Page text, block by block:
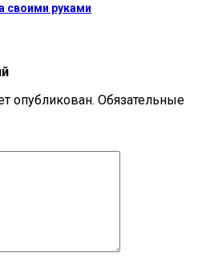
своими руками
опубликован. Обязательные